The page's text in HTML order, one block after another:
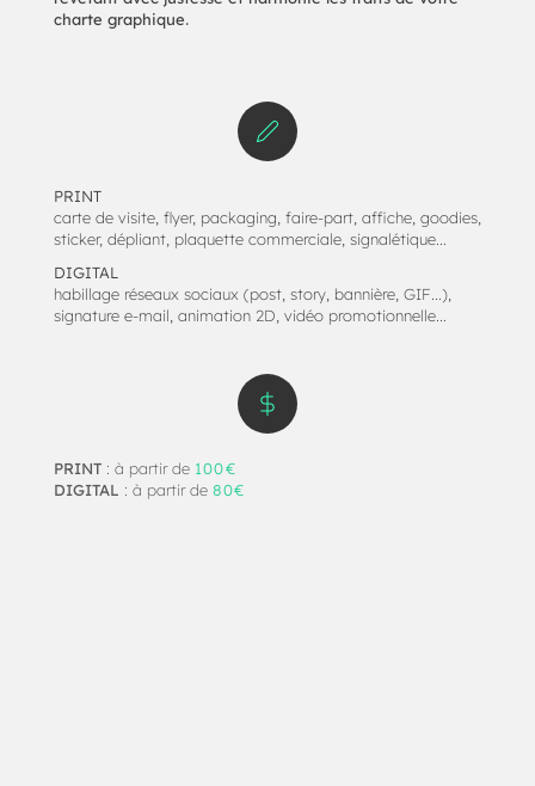
charte graphique.
PRINT: à partir de 100€
DIGITAL : à partir de 80€
PRINT
carte de visite, flyer, packaging, faire-part, affiche, goodies,
sticker, dépliant, plaquette commerciale, signalétique…
DIGITAL
habillage réseaux sociaux (post, story, bannière, GIF…),
signature e-mail, animation 2D, vidéo promotionnelle…